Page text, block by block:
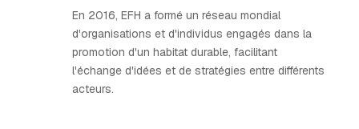
En 2016, EFH a formé un réseau mondial
d'organisations et d'individus engagés dans la
promotion d'un habitat durable, facilitant
l'échange d'idées et de stratégies entre différents
acteurs.